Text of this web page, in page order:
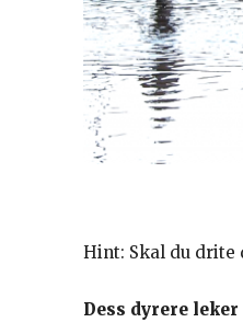
Hint: Skal du drite
Dess dyrere